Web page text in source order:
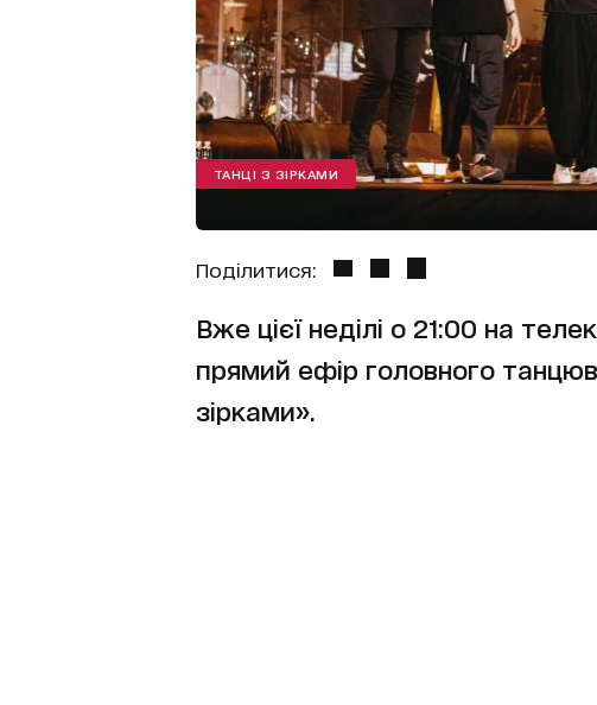
ТАНЦІ З ЗІРКАМИ
Поділитися:
Вже цієї неділі о 21:00 на
прямий ефір головного
зірками».